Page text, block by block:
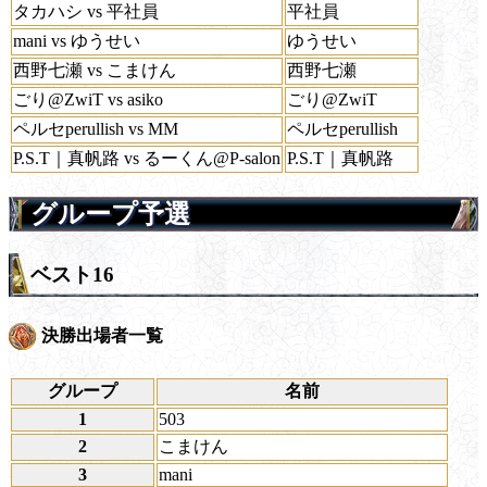
タカハシ vs 平社員
平社員
mani vs ゆうせい
ゆうせい
西野七瀬 vs こまけん
西野七瀬
ごり@ZwiT vs asiko
ごり@ZwiT
ペルセperullish vs MM
ペルセperullish
P.S.T｜真帆路 vs るーくん@P-salon P.S.T｜真帆路
グループ予選
ベスト16
決勝出場者一覧
グループ
名前
1
503
2
こまけん
3
mani